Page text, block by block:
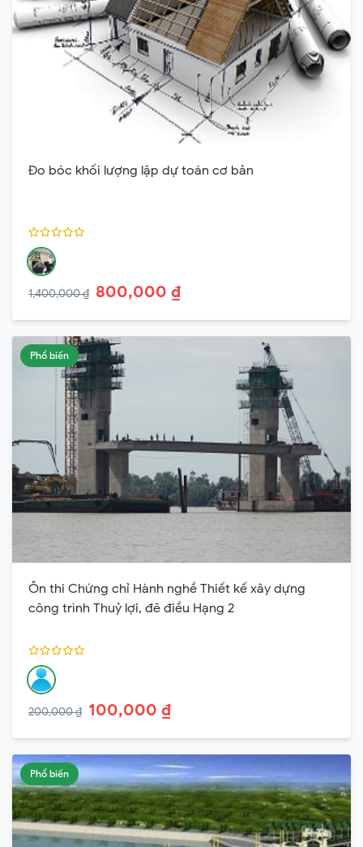
Đo bóc khối lượng lập dự toán cơ bản
1,400,000 ₫ 800,000 ₫
Phổ biến
Ôn thi Chứng chỉ Hành nghề Thiết kế xây dựng
công trình Thuỷ lợi, đê điều Hạng 2
200,000 ₫ 100,000 ₫
Phổ biến